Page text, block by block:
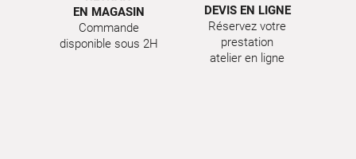
EN MAGASIN
Commande
disponible sous 2H
DEVIS EN LIGNE
Réservez votre
prestation
atelier en ligne